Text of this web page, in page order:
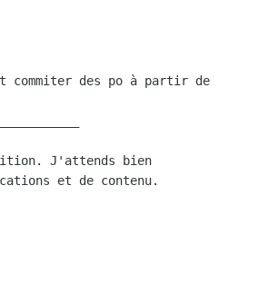
J'attends bien
et de contenu.